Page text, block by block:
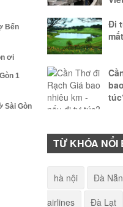
Bến
ơi
1
Sài Gòn
Đi
TỪ KHÓA NỔI
hà nội Đà
airlines
Đà Lạt